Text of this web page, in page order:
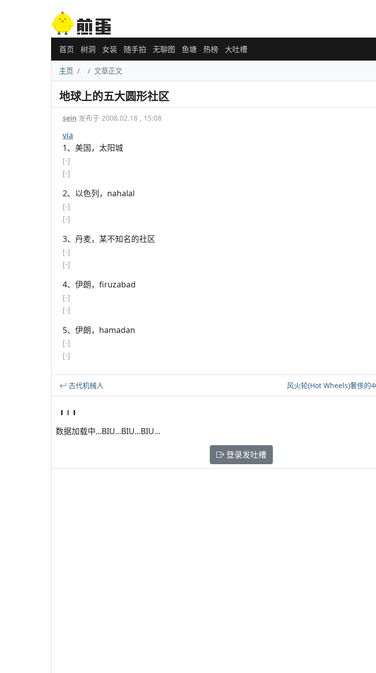
首页 树洞 女装 随手拍 无聊图 鱼塘 热榜 大吐槽
主页 文章正文
地球上的五大圆形社区
sein 发布于 2008.02.18 , 15:08
via
1、美国，太阳城
[-]
[-]
2、以色列，nahalal
[-]
[-]
3、丹麦，某不知名的社区
[-]
[-]
4、伊朗，firuzabad
[-]
[-]
5、伊朗，hamadan
[-]
[-]
古代机械人 风火轮(Hot Wheels)奢侈的
数据加载中...BIU...BIU...BIU...
登录发吐槽